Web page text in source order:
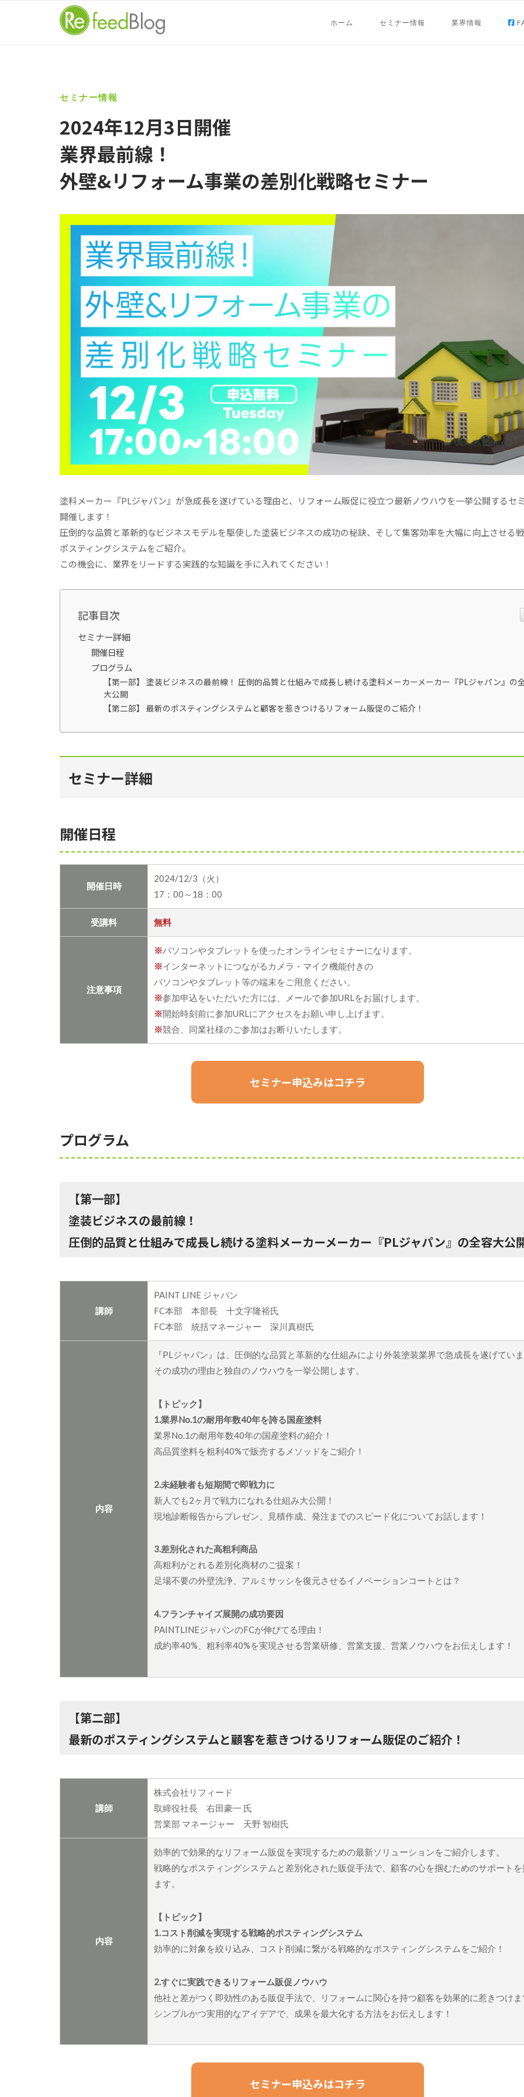
ホーム セミナー情報 業界情報
セミナー情報
2024年12月3日開催
業界最前線！
外壁&リフォーム事業の差別化戦略セミナー
塗料メーカー『PLジャパン』が急成長を遂げている理由と、リフォーム販促に役立つ最新ノウハウを一挙公開するセ
開催します！
圧倒的な品質と革新的なビジネスモデルを駆使した塗装ビジネスの成功の秘訣、そして集客効率を大幅に向上させる
ポスティングシステムをご紹介。
この機会に、業界をリードする実践的な知識を手に入れてください！
記事目次
セミナー詳細
開催日程
プログラム
【第一部】 塗装ビジネスの最前線！ 圧倒的品質と仕組みで成長し続ける塗料メーカーメーカー『PLジャパン』の
大公開
【第二部】 最新のポスティングシステムと顧客を惹きつけるリフォーム販促のご紹介！
セミナー詳細
開催日程
開催日時
2024/12/3（火）
17：00～18：00
受講料 無料
注意事項
※パソコンやタブレットを使ったオンラインセミナーになります。
※インターネットにつながるカメラ・マイク機能付きの
パソコンやタブレット等の端末をご⽤意ください。
※参加申込をいただいた方には、メールで参加URLをお届けします。
※開始時刻前に参加URLにアクセスをお願い申し上げます。
※競合、同業社様のご参加はお断りいたします。
セミナー申込みはコチラ
プログラム
【第一部】
塗装ビジネスの最前線！
圧倒的品質と仕組みで成長し続ける塗料メーカーメーカー『PLジャパン』の全容大公
講師
PAINT LINE ジャパン
FC本部 本部長 十文字隆裕氏
FC本部 統括マネージャー 深川真樹氏
内容
『PLジャパン』は、圧倒的な品質と革新的な仕組みにより外装塗装業界で急成長を遂げてい
その成功の理由と独自のノウハウを一挙公開します。
【トピック】
1.業界No.1の耐用年数40年を誇る国産塗料
業界No.1の耐用年数40年の国産塗料の紹介！
高品質塗料を粗利40%で販売するメソッドをご紹介！
2.未経験者も短期間で即戦力に
新人でも2ヶ月で戦力になれる仕組み大公開！
現地診断報告からプレゼン、見積作成、発注までのスピード化についてお話します！
3.差別化された高粗利商品
高粗利がとれる差別化商材のご提案！
足場不要の外壁洗浄、アルミサッシを復元させるイノベーションコートとは？
4.フランチャイズ展開の成功要因
PAINTLINEジャパンのFCが伸びてる理由！
成約率40%、粗利率40%を実現させる営業研修、営業支援、営業ノウハウをお伝えします！
【第二部】
最新のポスティングシステムと顧客を惹きつけるリフォーム販促のご紹介！
講師
株式会社リフィード
取締役社長 右田豪一 氏
営業部 マネージャー 天野 智樹氏
内容
効率的で効果的なリフォーム販促を実現するための最新ソリューションをご紹介します。
戦略的なポスティングシステムと差別化された販促手法で、顧客の心を掴むためのサポート
ます。
【トピック】
1.コスト削減を実現する戦略的ポスティングシステム
効率的に対象を絞り込み、コスト削減に繋がる戦略的なポスティングシステムをご紹介！
2.すぐに実践できるリフォーム販促ノウハウ
他社と差がつく即効性のある販促手法で、リフォームに関心を持つ顧客を効果的に惹きつけ
シンプルかつ実用的なアイデアで、成果を最大化する方法をお伝えします！
セミナー申込みはコチラ